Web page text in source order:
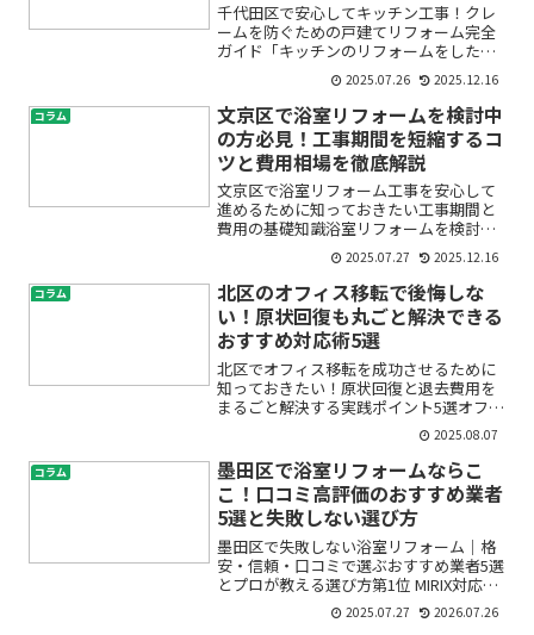
千代田区で安心してキッチン工事！クレ
ームを防ぐための戸建てリフォーム完全
ガイド「キッチンのリフォームをしたい
けれど、工事中や完成後にトラブルやク
レームが起きたらどうしよう…」「千代
田区で信頼できる業者をどう選べばい
い？」こうした不安や疑問を...
2025.07.26 2025.12.16
コラム
文京区で浴室リフォームを検討中
の方必見！工事期間を短縮するコ
ツと費用相場を徹底解説
文京区で浴室リフォーム工事を安心して
進めるために知っておきたい工事期間と
費用の基礎知識浴室リフォームを検討し
ていると、「工事期間はどれくらいかか
るの？」「お風呂が使えない期間はどう
したらいい？」「費用はどのくらい準備
したら安心？」など、初め...
2025.07.27 2025.12.16
コラム
北区のオフィス移転で後悔しな
い！原状回復も丸ごと解決できる
おすすめ対応術5選
北区でオフィス移転を成功させるために
知っておきたい！原状回復と退去費用を
まるごと解決する実践ポイント5選オフィ
スの移転や退去を考えている北区の皆さ
ま。「何から始めたらいいの？」「原状
回復って何をすればいいの？」「費用は
どれくらいかかるの？」...
2025.08.07
コラム
墨田区で浴室リフォームならこ
こ！口コミ高評価のおすすめ業者
5選と失敗しない選び方
墨田区で失敗しない浴室リフォーム｜格
安・信頼・口コミで選ぶおすすめ業者5選
とプロが教える選び方第1位 MIRIX対応エ
リア：東京都23区全域得意分野／特徴：
店舗・テナント・マンション・戸建ての
2025.07.27 2026.07.26